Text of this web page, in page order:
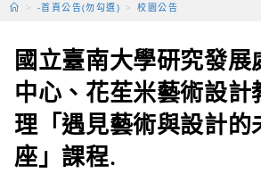
> -首頁公告(勿勾選) > 校園公告
國立臺南大學研究發展
中心、花苼米藝術設計
理「遇見藝術與設計的
座」課程.